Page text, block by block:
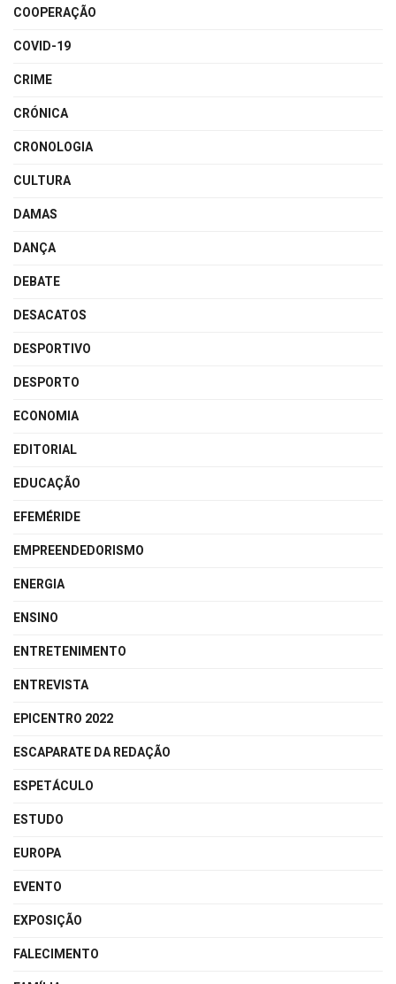
COOPERAÇÃO
COVID-19
CRIME
CRÓNICA
CRONOLOGIA
CULTURA
DAMAS
DANÇA
DEBATE
DESACATOS
DESPORTIVO
DESPORTO
ECONOMIA
EDITORIAL
EDUCAÇÃO
EFEMÉRIDE
EMPREENDEDORISMO
ENERGIA
ENSINO
ENTRETENIMENTO
ENTREVISTA
EPICENTRO 2022
ESCAPARATE DA REDAÇÃO
ESPETÁCULO
ESTUDO
EUROPA
EVENTO
EXPOSIÇÃO
FALECIMENTO